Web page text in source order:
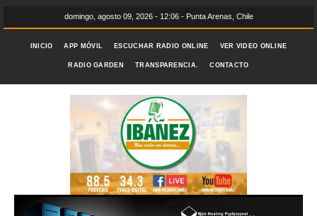
domingo, agosto 09, 2026 - 12:06 - Punta Arenas, Chile
INICIO APP MÓVIL ESCUCHAR RADIO ONLINE VER VIDEO ONLINE
RADIO GARDEN TRANSPARENCIA. CONTACTO